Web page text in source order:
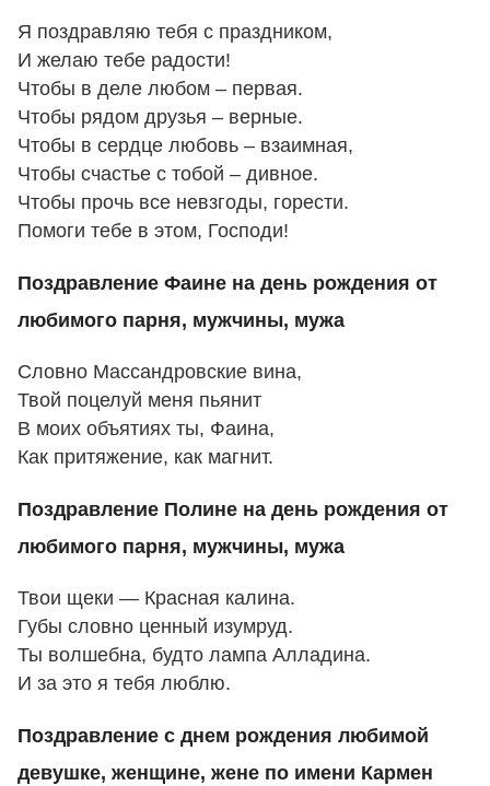
Я поздравляю тебя с праздником,
И желаю тебе радости!
Чтобы в деле любом – первая.
Чтобы рядом друзья – верные.
Чтобы в сердце любовь – взаимная,
Чтобы счастье с тобой – дивное.
Чтобы прочь все невзгоды, горести.
Помоги тебе в этом, Господи!
Поздравление Фаине на день рождения от
любимого парня, мужчины, мужа
Словно Массандровские вина,
Твой поцелуй меня пьянит
В моих объятиях ты, Фаина,
Как притяжение, как магнит.
Поздравление Полине на день рождения от
любимого парня, мужчины, мужа
Твои щеки — Красная калина.
Губы словно ценный изумруд.
Ты волшебна, будто лампа Алладина.
И за это я тебя люблю.
Поздравление с днем рождения любимой
девушке, женщине, жене по имени Кармен